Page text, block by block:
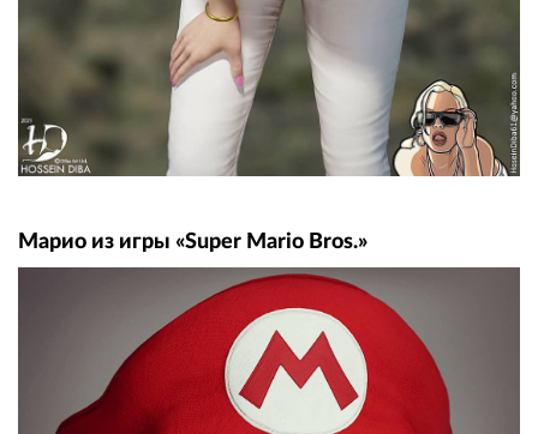
Марио из игры «Super Mario Bros.»